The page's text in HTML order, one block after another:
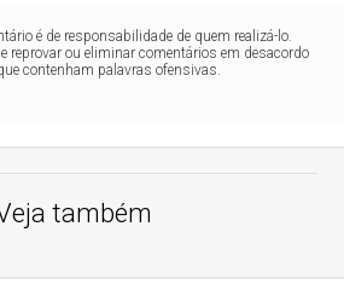
é de responsabilidade de quem realizá-lo.
reprovar ou eliminar comentários em desacordo
contenham palavras ofensivas.
também